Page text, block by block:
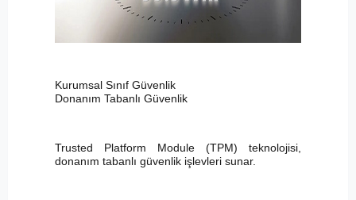
Kurumsal Sınıf Güvenlik
Donanım Tabanlı Güvenlik
Trusted Platform Module (TPM) teknolojisi,
donanım tabanlı güvenlik işlevleri sunar.